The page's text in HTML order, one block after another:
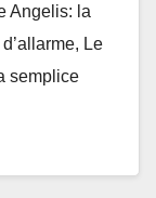
Angelis: la
Le
semplice